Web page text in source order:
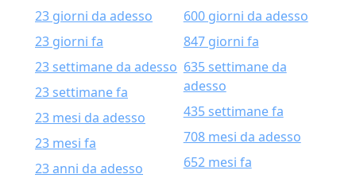
23 giorni da adesso
23 giorni fa
23 settimane da adesso
23 settimane fa
23 mesi da adesso
23 mesi fa
23 anni da adesso
600 giorni da adesso
847 giorni fa
635 settimane da
adesso
435 settimane fa
708 mesi da adesso
652 mesi fa